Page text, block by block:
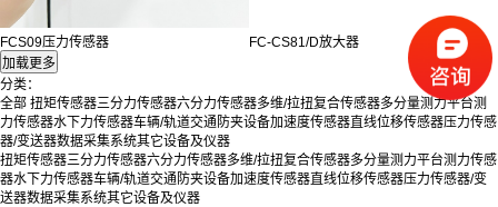
FCS09压力传感器 FC-CS81/D放大器
分类：
全部 扭矩传感器三分力传感器六分力传感器多维/拉扭复合传感器多分量测力平台测
力传感器水下力传感器车辆/轨道交通防夹设备加速度传感器直线位移传感器压力传感
器/变送器数据采集系统其它设备及仪器
扭矩传感器三分力传感器六分力传感器多维/拉扭复合传感器多分量测力平台测力传感
器水下力传感器车辆/轨道交通防夹设备加速度传感器直线位移传感器压力传感器/变
送器数据采集系统其它设备及仪器